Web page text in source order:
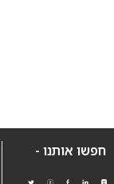
חפשו אותנו -